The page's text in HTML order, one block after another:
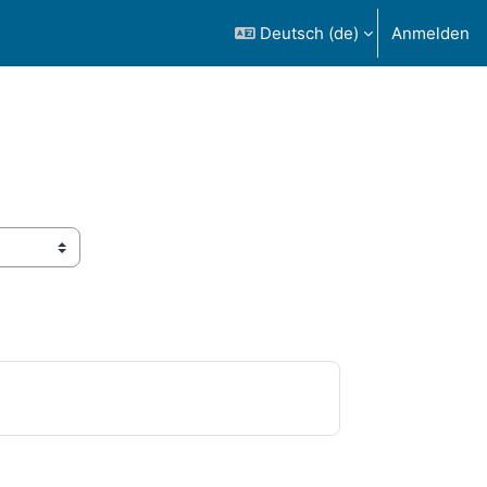
Deutsch ‎(de)‎ Anmelden